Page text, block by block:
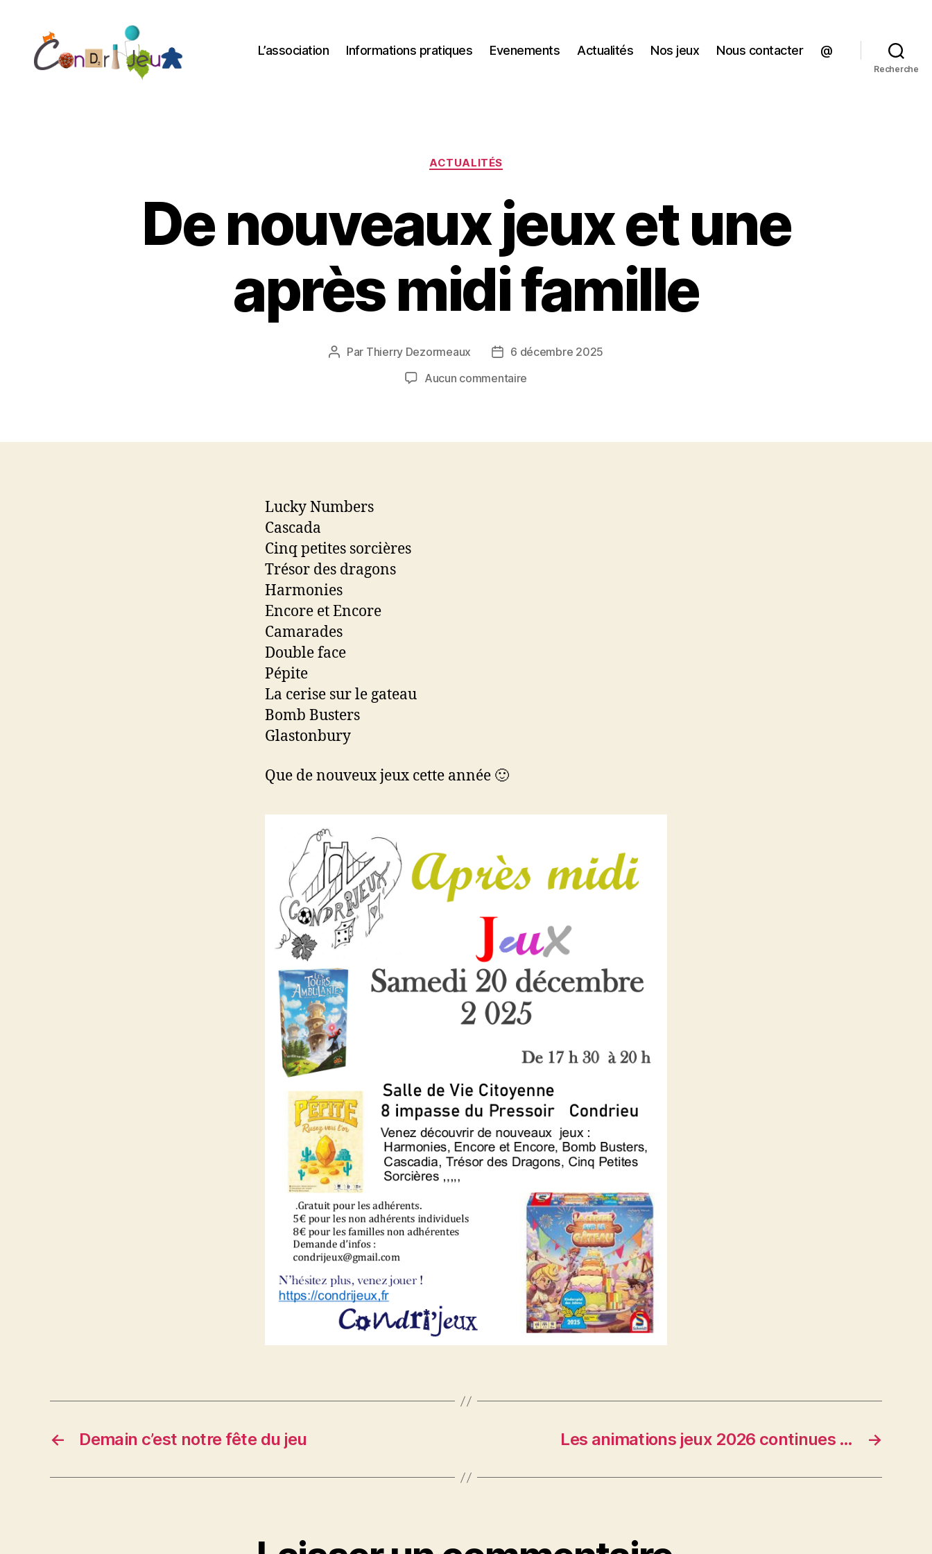
L’association Informations pratiques Evenements Actualités Nos jeux Nous contacter @
Recherche
Catégories
ACTUALITÉS
De nouveaux jeux et une
après midi famille
Auteur
Par Thierry Dezormeaux
Date
l’article
6 décembre 2025
Aucun commentaire
et
Lucky Numbers
Cascada
Cinq petites sorcières
Trésor des dragons
Harmonies
Encore et Encore
Camarades
Double face
Pépite
La cerise sur le gateau
Bomb Busters
Glastonbury
Que de nouveux jeux cette année 🙂
← Demain c’est notre fête du jeu →
Les animations jeux 2026 continues …